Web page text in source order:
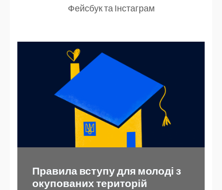
Фейсбук та Інстаграм
Правила вступу для молоді з
окупованих територій